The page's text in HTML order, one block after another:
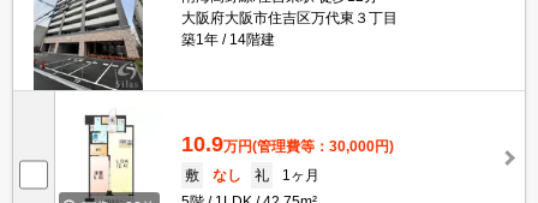
大阪府大阪市住吉区万代東３丁目
築1年
14階建
10.9万円(管理費等：30,000円)
敷
なし 礼
1ヶ月